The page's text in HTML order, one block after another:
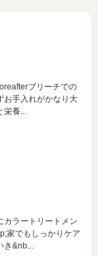
ブリーチでの
お手入れがかなり大
養...
カラートリートメン
家でもしっかりケア
&nb...